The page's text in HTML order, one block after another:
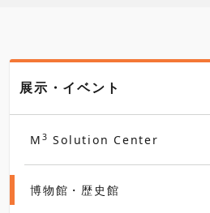
展示・イベント
M 3 Solution Center
博物館・歴史館